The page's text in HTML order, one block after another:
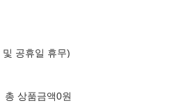
공휴일 휴무)
총 상품금액0원